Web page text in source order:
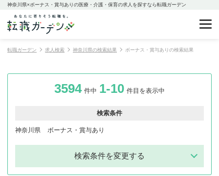
神奈川県×ボーナス・賞与ありの医療・介護・保育の求人を探すなら転職ガーデン
転職ガーデン 求人検索 神奈川県の検索結果 ボーナス・賞与ありの検索結果
3594 件中 1-10 件目を表示中
検索条件
神奈川県 ボーナス・賞与あり
検索条件を変更する